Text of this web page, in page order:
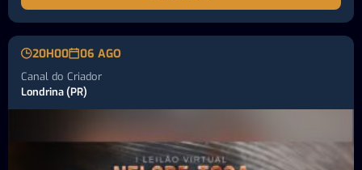
20H00 06 AGO
Canal do Criador
Londrina (PR)